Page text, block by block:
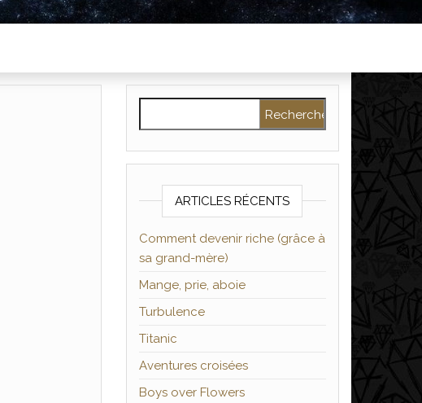
ARTICLES RÉCENTS
Comment devenir riche (grâce à
sa grand-mère)
Mange, prie, aboie
Turbulence
Titanic
Aventures croisées
Boys over Flowers